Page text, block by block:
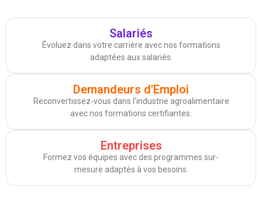
Salariés
Évoluez dans votre carrière avec nos formations
adaptées aux salariés.
Demandeurs d'Emploi
Reconvertissez-vous dans l’industrie agroalimentaire
avec nos formations certifiantes.
Entreprises
Formez vos équipes avec des programmes sur-
mesure adaptés à vos besoins.